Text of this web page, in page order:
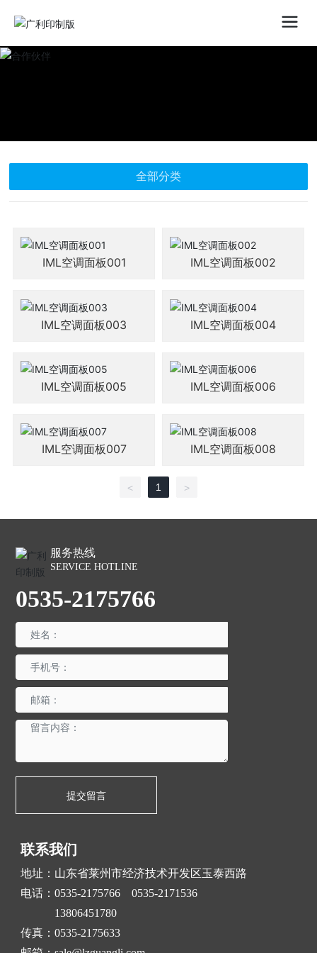
全部分类
IML空调面板001 IML空调面板002
IML空调面板003 IML空调面板004
IML空调面板005 IML空调面板006
IML空调面板007 IML空调面板008
< 1 >
服务热线
SERVICE HOTLINE
0535-2175766
提交留言
联系我们
地址：山东省莱州市经济技术开发区玉泰西路
电话：0535-2175766
0535-2171536
13806451780
传真：0535-2175633